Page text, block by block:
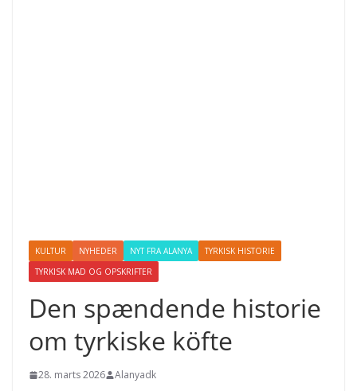
KULTUR NYHEDER NYT FRA ALANYA
TYRKISK HISTORIE
TYRKISK MAD OG OPSKRIFTER
Den spændende historie
om tyrkiske köfte
28. marts 2026 Alanyadk